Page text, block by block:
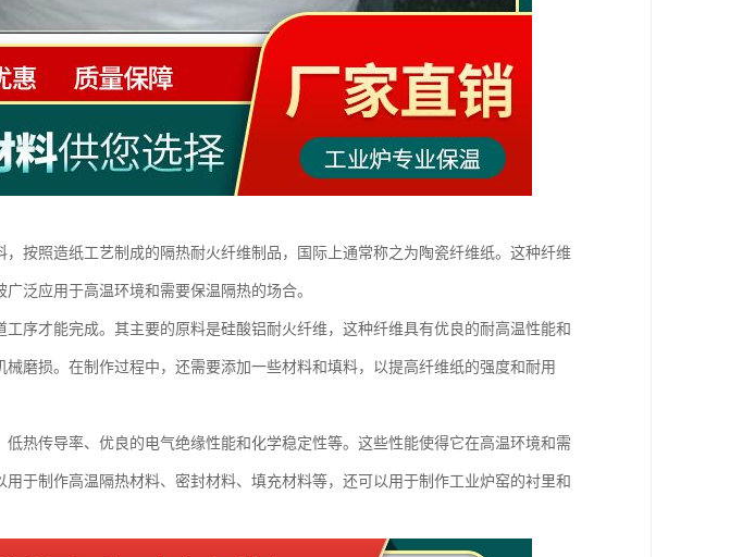
按照造纸工艺制成的隔热耐火纤维制品，国际上通常称之为陶瓷纤维纸。这种纤维
泛应用于高温环境和需要保温隔热的场合。
序才能完成。其主要的原料是硅酸铝耐火纤维，这种纤维具有优良的耐高温性能和
磨损。在制作过程中，还需要添加一些材料和填料，以提高纤维纸的强度和耐用
热传导率、优良的电气绝缘性能和化学稳定性等。这些性能使得它在高温环境和需
于制作高温隔热材料、密封材料、填充材料等，还可以用于制作工业炉窑的衬里和